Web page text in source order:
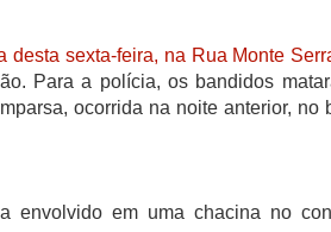
desta sexta-feira, na Rua Monte
Para a polícia, os bandidos
ocorrida na noite anterior, no
envolvido em uma chacina no